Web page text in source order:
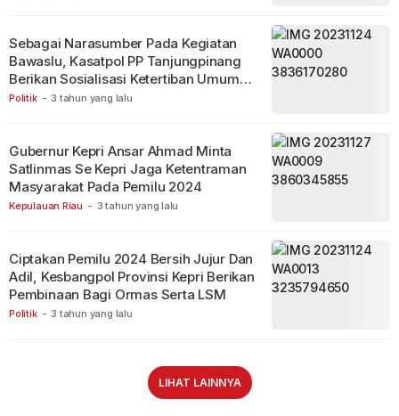
Politik - 3 tahun yang lalu
Sebagai Narasumber Pada Kegiatan
Bawaslu, Kasatpol PP Tanjungpinang
Berikan Sosialisasi Ketertiban Umum
Dalam Pemilu 2024
Kepulauan Riau - 3 tahun yang lalu
Gubernur Kepri Ansar Ahmad Minta
Satlinmas Se Kepri Jaga Ketentraman
Masyarakat Pada Pemilu 2024
Politik - 3 tahun yang lalu
Ciptakan Pemilu 2024 Bersih Jujur Dan
Adil, Kesbangpol Provinsi Kepri Berikan
Pembinaan Bagi Ormas Serta LSM
LIHAT LAINNYA